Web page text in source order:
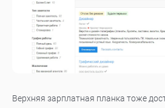
Верхняя зарплатная планка тоже